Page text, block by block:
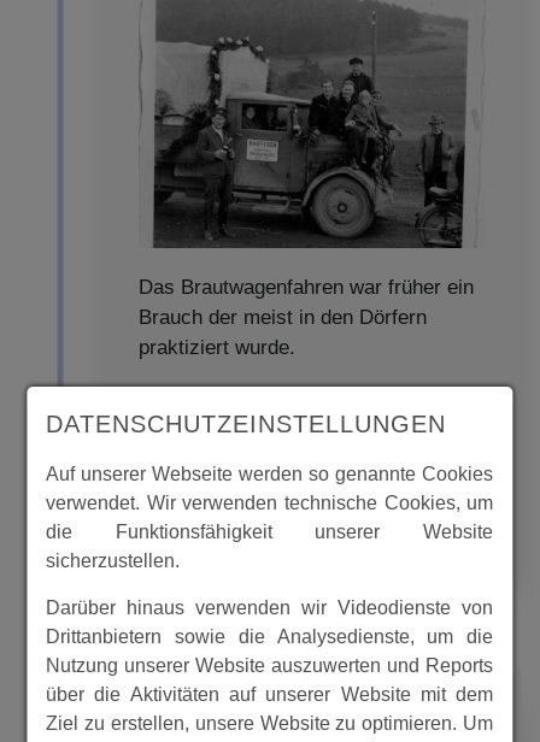
Das Brautwagenfahren war früher ein
Brauch der meist in den Dörfern
praktiziert wurde.
die Braut vor der Hochzeit ins
einstmals
1952
DATENSCHUTZEINSTELLUNGEN
Auf unserer Webseite werden so genannte Cookies
verwendet. Wir verwenden technische Cookies, um
die Funktionsfähigkeit unserer Website
sicherzustellen.
Darüber hinaus verwenden wir Videodienste von
Drittanbietern sowie die Analysedienste, um die
Nutzung unserer Website auszuwerten und Reports
über die Aktivitäten auf unserer Website mit dem
Ziel zu erstellen, unsere Website zu optimieren. Um